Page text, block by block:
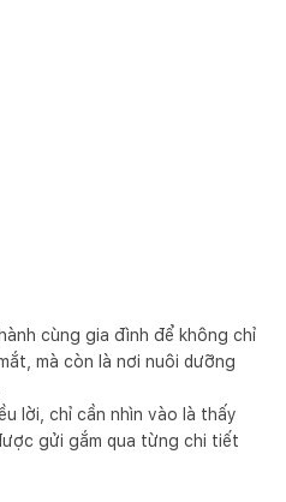
cùng gia đình để không chỉ
mà còn là nơi nuôi dưỡng
lời, chỉ cần nhìn vào là thấy
gửi gắm qua từng chi tiết